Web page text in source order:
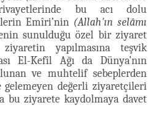
bu acı dolu
Emîri’nin (Allah'ın selâmı
sunulduğu özel bir ziyaret
yapılmasına teşvik
El-Kefîl Ağı da Dünya’nın
ve muhtelif sebeplerden
gelemeyen değerli ziyaretçileri
bu ziyarete kaydolmaya davet